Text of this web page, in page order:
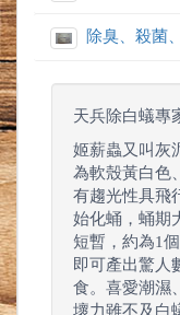
除臭、殺菌
天兵除白蟻專
姬薪蟲又叫灰
為軟殼黃白色
有趨光性具飛
始化蛹，蛹期
短暫，約為1
即可產出驚人
食。喜愛潮濕
壞力雖不及白